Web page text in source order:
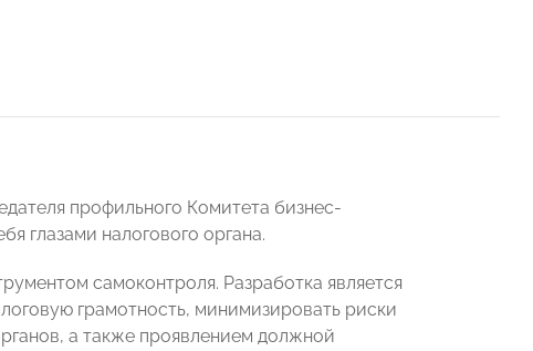
профильного Комитета бизнес-
глазами налогового органа.
самоконтроля. Разработка является
грамотность, минимизировать риски
а также проявлением должной